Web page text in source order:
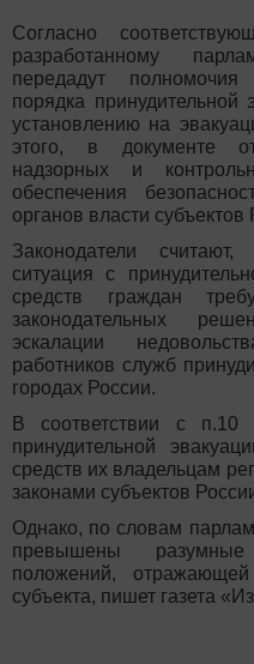
Согласно
разработанному
передадут
порядка
установлению на
этого, в документе
надзорных и
обеспечения
органов власти
Законодатели
ситуация с
средств граждан
законодательных
эскалации
работников служб
городах России.
В соответствии с
принудительной
средств их владельцам
законами субъектов
Однако, по словам
превышены разумные
положений, отражающей
субъекта, пишет газета